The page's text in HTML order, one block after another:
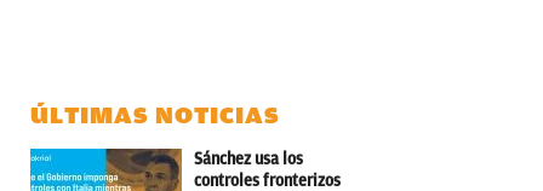
ÚLTIMAS NOTICIAS
Sánchez usa los
controles fronterizos